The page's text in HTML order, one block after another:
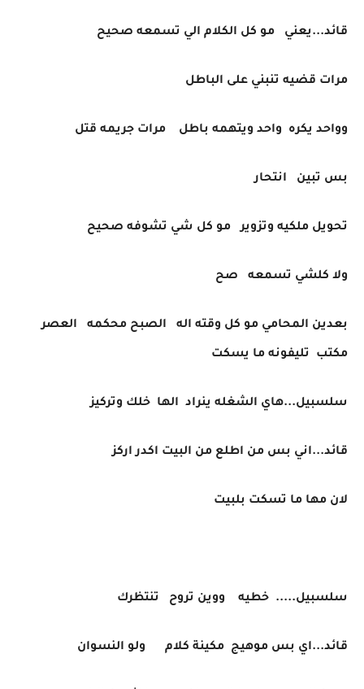
قائد...يعني مو كل الكلام الي تسمعه صحيح
مرات قضيه تنبني على الباطل
وواحد يكره واحد ويتهمه باطل مرات جريمه قتل
بس تبين انتحار
تحويل ملكيه وتزوير مو كل شي تشوفه صحيح
ولا كلشي تسمعه صح
بعدين المحامي مو كل وقته اله الصبح محكمه العصر
مكتب تليفونه ما يسكت
سلسبيل...هاي الشغله ينراد الها خلك وتركيز
قائد...اني بس من اطلع من البيت اكدر اركز
لان مها ما تسكت بلبيت
سلسبيل..... خطيه ووين تروح تنتظرك
قائد...اي بس موهيج مكينة كلام ولو النسوان